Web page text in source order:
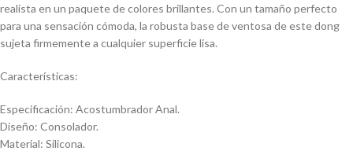
realista en un paquete de colores brillantes. Con un tamaño perfecto
para una sensación cómoda, la robusta base de ventosa de este dong
sujeta firmemente a cualquier superficie lisa.
Características:
Especificación: Acostumbrador Anal.
Diseño: Consolador.
Material: Silicona.